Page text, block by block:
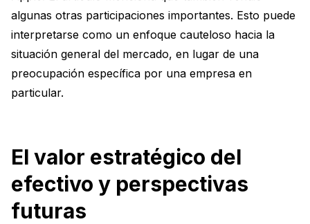
algunas otras participaciones importantes. Esto puede
interpretarse como un enfoque cauteloso hacia la
situación general del mercado, en lugar de una
preocupación específica por una empresa en
particular.
El valor estratégico del
efectivo y perspectivas
futuras